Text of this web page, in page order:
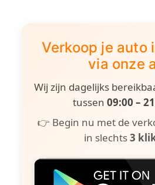
Verkoop je auto
via onze
Wij zijn dagelijks
tussen 09:00 –
👉 Begin nu met de
in slechts3